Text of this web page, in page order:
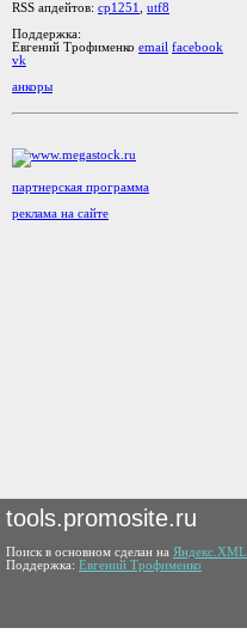
RSS апдейтов: cp1251
utf8
Поддержка:
Евгений Трофименко email facebook
vk
анкоры
партнерская программа
реклама на сайте
tools.promosite.ru
Поиск в основном сделан на Яндекс.XML
Поддержка: Евгений Трофименко